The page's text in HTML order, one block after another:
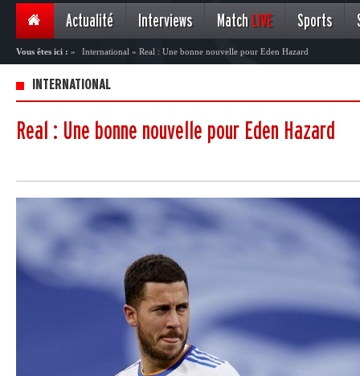
Actualité Interviews Match LIVE Sports
Vous êtes ici : » International » Real : Une bonne nouvelle pour Eden Hazard
INTERNATIONAL
Real : Une bonne nouvelle pour Eden Hazard